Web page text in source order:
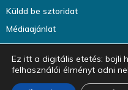
Küldd be sztoridat
Médiaajánlat
Ez itt a digitális etetés: bojli
felhasználói élményt adni